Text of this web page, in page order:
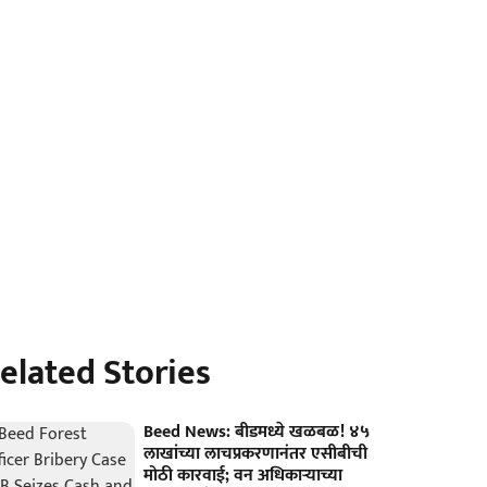
Stories
Beed News: बीडमध्ये खळबळ! ४५
लाखांच्या लाचप्रकरणानंतर एसीबीची
मोठी कारवाई; वन अधिकाऱ्याच्या